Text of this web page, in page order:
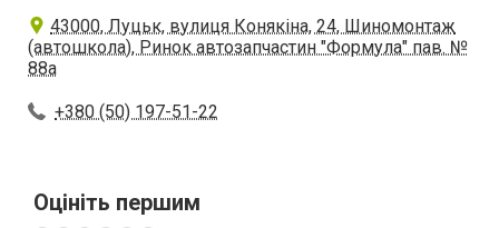
43000, Луцьк, вулиця Конякіна, 24, Шиномонтаж
(автошкола), Ринок автозапчастин "Формула" пав. №
88а
+380 (50) 197-51-22
Оцініть першим